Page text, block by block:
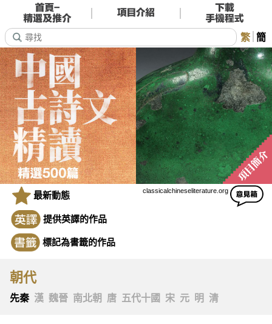
繁 簡
classicalchineseliterature.org
最新動態
提供英譯的作品
標記為書籤的作品
朝代
先秦 漢 魏晉 南北朝 唐 五代十國 宋 元 明 清